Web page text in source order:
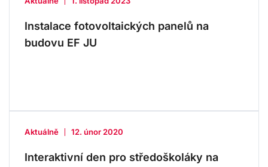
Instalace fotovoltaických panelů na
budovu EF JU
Aktuálně 12. únor 2020
Interaktivní den pro středoškoláky na